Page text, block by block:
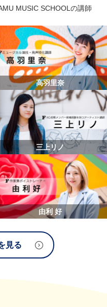
MUSIC SCHOOLの講師
高羽里奈
三上リノ
由利 好
見る